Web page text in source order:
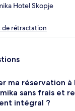
Hotel Skopje
de rétractation
ma réservation
sans frais et
intégral ?